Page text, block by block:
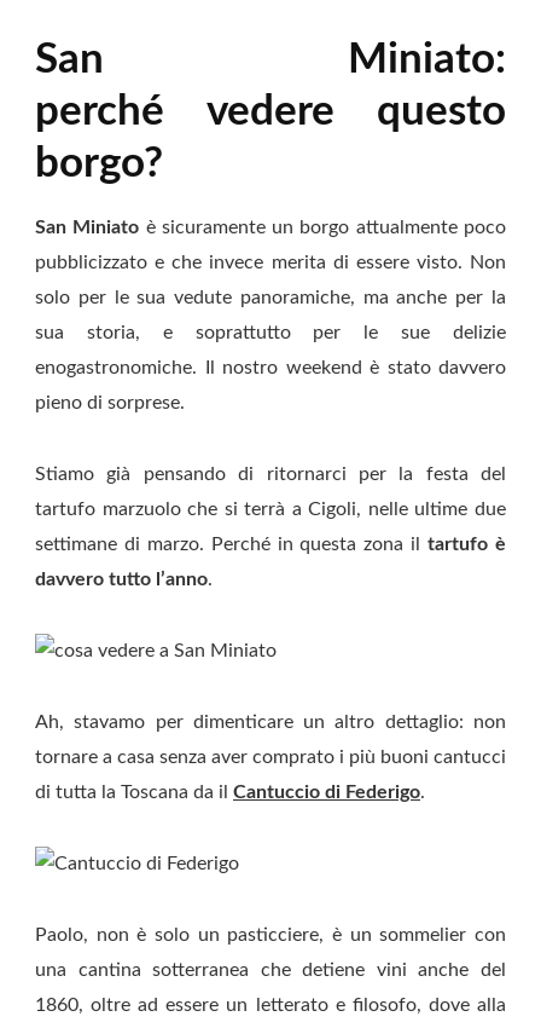
San Miniato:
perché vedere questo
borgo?
San Miniato è sicuramente un borgo attualmente poco
pubblicizzato e che invece merita di essere visto. Non
solo per le sua vedute panoramiche, ma anche per la
sua storia, e soprattutto per le sue delizie
enogastronomiche. Il nostro weekend è stato davvero
pieno di sorprese.
Stiamo già pensando di ritornarci per la festa del
tartufo marzuolo che si terrà a Cigoli, nelle ultime due
settimane di marzo. Perché in questa zona il
tartufo è
davvero tutto l’anno.
Ah, stavamo per dimenticare un altro dettaglio: non
tornare a casa senza aver comprato i più buoni cantucci
di tutta la Toscana da il Cantuccio di Federigo.
Paolo, non è solo un pasticciere, è un sommelier con
una cantina sotterranea che detiene vini anche del
1860, oltre ad essere un letterato e filosofo, dove alla